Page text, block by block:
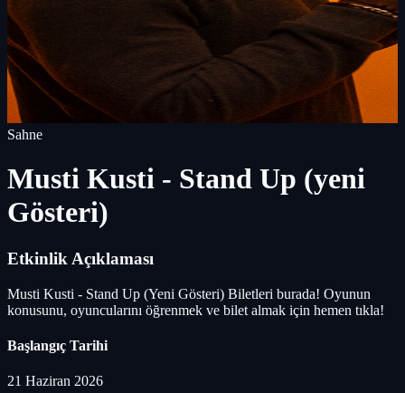
Sahne
Musti Kusti - Stand Up (yeni
Gösteri)
Etkinlik Açıklaması
Musti Kusti - Stand Up (Yeni Gösteri) Biletleri burada! Oyunun
konusunu, oyuncularını öğrenmek ve bilet almak için hemen tıkla!
Başlangıç Tarihi
21 Haziran 2026